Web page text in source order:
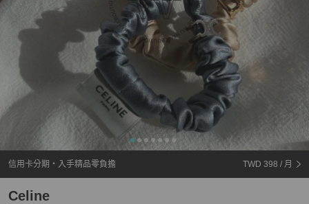
信用卡分期・入手精品零負擔 TWD 398 / 月
Celine